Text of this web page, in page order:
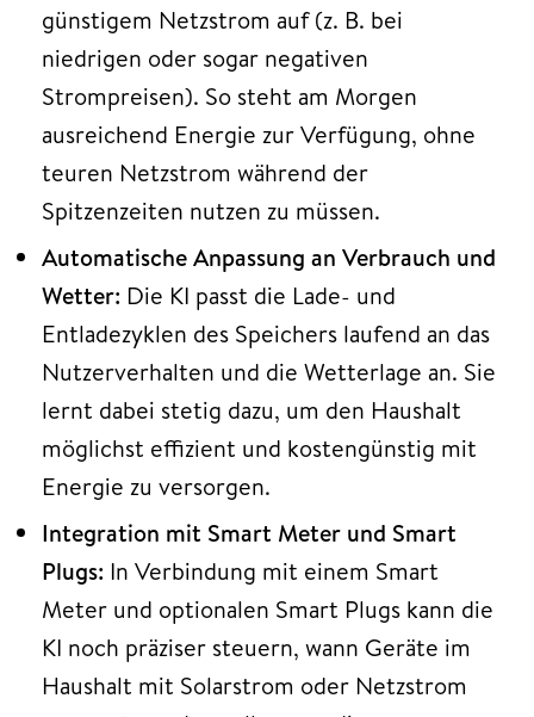
günstigem Netzstrom auf (z. B. bei
niedrigen oder sogar negativen
Strompreisen). So steht am Morgen
ausreichend Energie zur Verfügung, ohne
teuren Netzstrom während der
Spitzenzeiten nutzen zu müssen.
Automatische Anpassung an Verbrauch und
Wetter: Die KI passt die Lade- und
Entladezyklen des Speichers laufend an das
Nutzerverhalten und die Wetterlage an. Sie
lernt dabei stetig dazu, um den Haushalt
möglichst effizient und kostengünstig mit
Energie zu versorgen.
Integration mit Smart Meter und Smart
Plugs: In Verbindung mit einem Smart
Meter und optionalen Smart Plugs kann die
KI noch präziser steuern, wann Geräte im
Haushalt mit Solarstrom oder Netzstrom